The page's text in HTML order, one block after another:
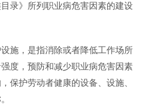
录》所列职业病危害因素的建设
施，是指消除或者降低工作场所
度，预防和减少职业病危害因素
保护劳动者健康的设备、设施、